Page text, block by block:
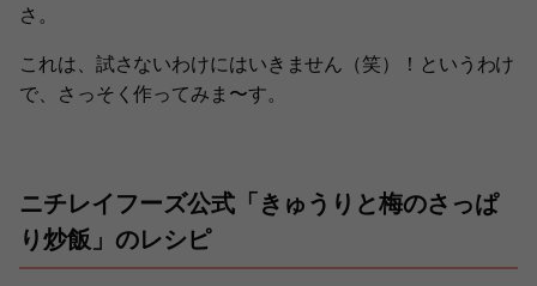
さ。
これは、試さないわけにはいきません（笑）！というわけ
で、さっそく作ってみま〜す。
ニチレイフーズ公式「きゅうりと梅のさっぱ
り炒飯」のレシピ